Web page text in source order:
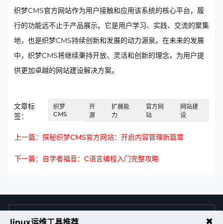
织梦CMS官方网站作为用户接触和应用该系统的核心平台，履
行的功能远不止于产品展示。它是用户学习、实践、交流的聚集
地，也是织梦CMS持续创新和发展的动力源泉。在未来的发展
中，织梦CMS将继续秉持开放、灵活和创新的理念，为用户提
供更加卓越的网站建设解决方案。
文章标
签：
织梦
CMS
开
源
扩展能
力
官方网
站
网站建
设
上一篇：探秘织梦CMS官方网站：开启内容管理新篇章
下一篇：自学者福音：C语言编程入门完整攻略
售前咨询热线 ✖